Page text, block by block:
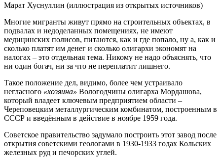
Марат Хуснуллин (иллюстрация из открытых источников)
Многие мигранты живут прямо на строительных объектах, в
подвалах и недоделанных помещениях, не имеют
медицинских полисов, питаются, как и где попало, ну а, как и
сколько платят им денег и сколько олигархи экономят на
налогах – это отдельная тема. Никому не надо объяснять, что
ни один богач, ни за что не переплатит лишнего.
Такое положение дел, видимо, более чем устраивало
негласного «хозяина» Вологодчины олигарха Мордашова,
который владеет ключевым предприятием области –
Череповецким металлургическим комбинатом, построенным в
СССР и введённым в действие в ноябре 1959 года.
Советское правительство задумало построить этот завод после
открытия советскими геологами в 1930-1933 годах Кольских
железных руд и печорских углей.